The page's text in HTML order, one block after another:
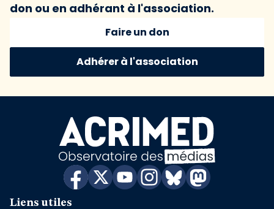
don ou en adhérant à l'association.
Faire un don
Adhérer à l'association
Liens utiles